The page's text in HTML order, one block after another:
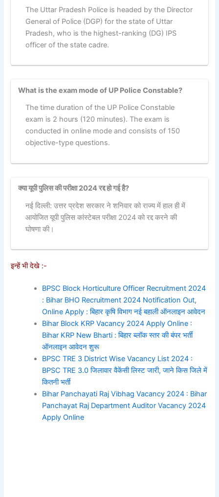
The Uttar Pradesh Police is headed by the Director
General of Police (DGP) for the state of Uttar
Pradesh, who is the highest-ranking (DG) IPS
officer of the state cadre.
What is the exam mode of UP Police Constable?
The time duration of the UP Police Constable
exam is 2 hours (120 minutes). The exam is
conducted in online mode and consists of 150
objective-type questions.
क्या यूपी पुलिस की परीक्षा 2024 रद्द हो गई है?
नई दिल्ली: उत्तर प्रदेश सरकार ने शनिवार को राज्य में हाल ही में
आयोजित यूपी पुलिस कांस्टेबल परीक्षा 2024 को रद्द करने की
घोषणा की।
इन्हें भी देखे :-
BPSC Block Horticulture Officer Recruitment 2024
: Bihar BHO Recruitment 2024 Notification Out,
Online Apply : बिहार कृषि विभाग नई बहाली ऑनलाइन आवेदन
Bihar Block KRP Vacancy 2024 Apply Online :
Bihar KRP New Bharti : बिहार ब्लॉक स्तर की बंपर भर्ती
ऑनलाइन आवेदन शुरू
BPSC TRE 3 District Wise Vacancy List 2024 :
BPSC TRE 3.0 जिलावार वैकेंसी लिस्ट जारी, जाने किस जिले में
कितनी भर्ती
Bihar Panchayati Raj Vibhag Vacancy 2024 : Bihar
Panchayat Raj Department Auditor Vacancy 2024
Apply Online